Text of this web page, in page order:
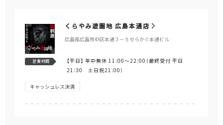
くらやみ遊園地 広島本通店
広島県広島市中区本通３－５せらかぐ本通ビル
営業時間 【平日】年中無休 11:00～22:00（最終受付 平日
21:30 土日祝21:00）
キャッシュレス決済